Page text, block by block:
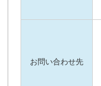
お問い合わせ先